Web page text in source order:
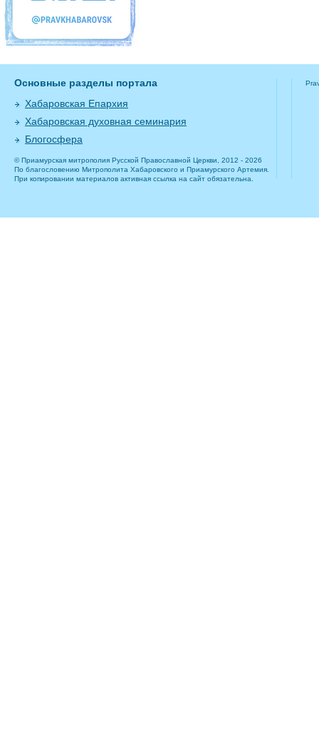
Основные разделы портала
Хабаровская Епархия
Хабаровская духовная семинария
Блогосфера
© Приамурская митрополия Русской Православной Церкви, 2012 - 2026
По благословению Митрополита Хабаровского и Приамурского Артемия.
При копировании материалов активная ссылка на сайт обязательна.